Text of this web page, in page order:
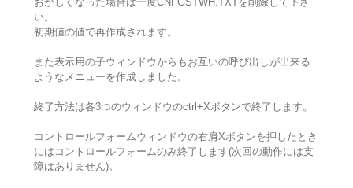
い。
初期値の値で再作成されます。
また表示用の子ウィンドウからもお互いの呼び出しが出来る
ようなメニューを作成しました。
終了方法は各3つのウィンドウのctrl+Xボタンで終了します。
コントロールフォームウィンドウの右肩Xボタンを押したとき
にはコントロールフォームのみ終了します(次回の動作には支
障はありません)。